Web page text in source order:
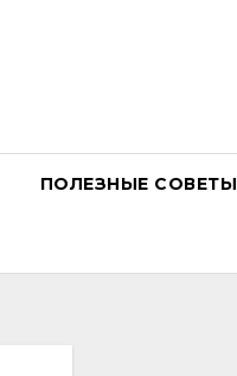
ПОЛЕЗНЫЕ СОВЕТЫ